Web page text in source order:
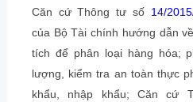
Căn cứ Thông tư số 14/
của Bộ Tài chính hướng dẫn
tích để phân loại hàng hóa;
lượng, kiểm tra an toàn thực
khẩu, nhập khẩu; Căn cứ